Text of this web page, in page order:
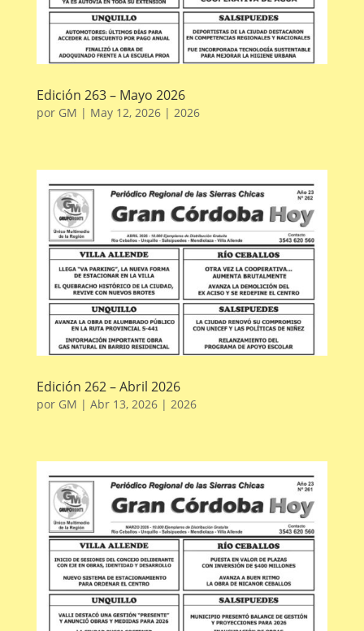
Edición 263 – Mayo 2026
por GM | May 12, 2026| 2026
Edición 262 – Abril 2026
por GM | Abr 13, 2026| 2026